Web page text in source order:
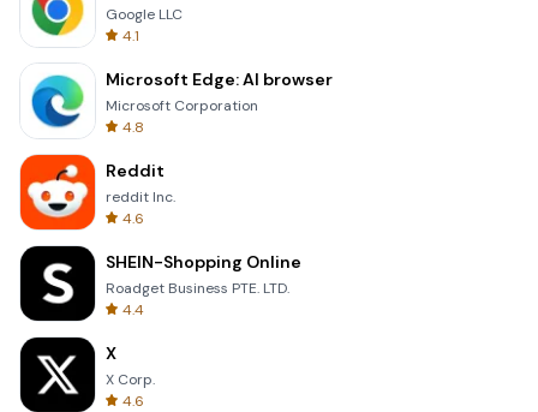
Google LLC
4.1
Microsoft Edge: AI browser
Microsoft Corporation
4.8
Reddit
reddit Inc.
4.6
SHEIN-Shopping Online
Roadget Business PTE. LTD.
4.4
X
X Corp.
4.6